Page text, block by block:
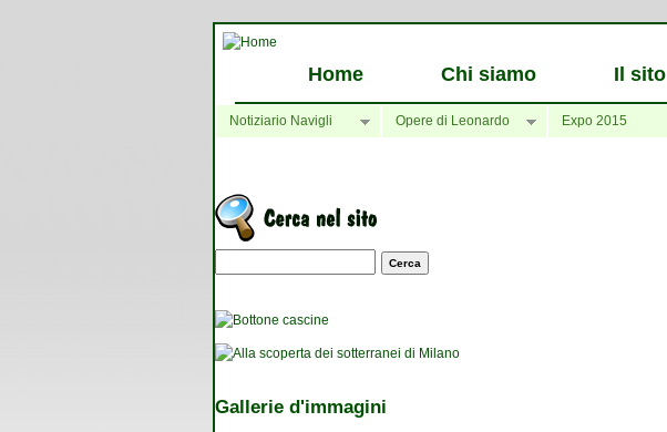
Home Chi siamo Il sito
Notiziario Navigli Opere di Leonardo Expo 2015
Maschera di ricerca
Gallerie d'immagini